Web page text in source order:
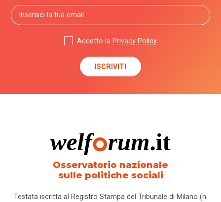
Accetto la Privacy Policy
Osservatorio nazionale
sulle politiche sociali
Testata iscritta al Registro Stampa del Tribunale di Milano (n.